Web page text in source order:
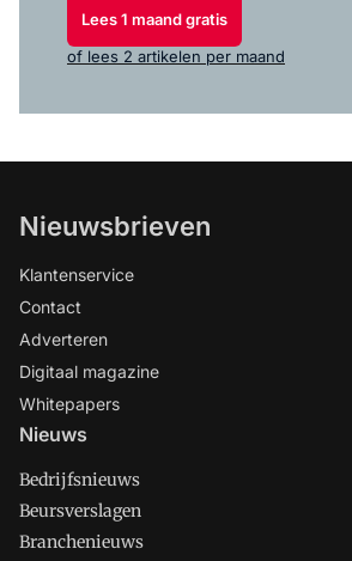
Lees 1 maand gratis
of lees 2 artikelen per maand
Nieuwsbrieven
Klantenservice
Contact
Adverteren
Digitaal magazine
Whitepapers
Nieuws
Bedrijfsnieuws
Beursverslagen
Branchenieuws